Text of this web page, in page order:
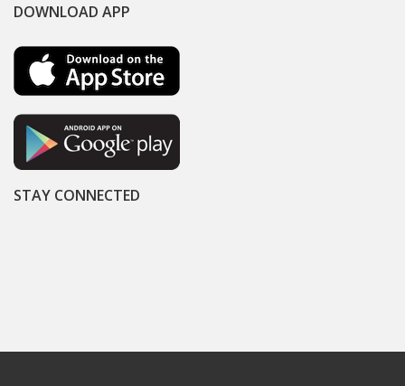
DOWNLOAD APP
STAY CONNECTED